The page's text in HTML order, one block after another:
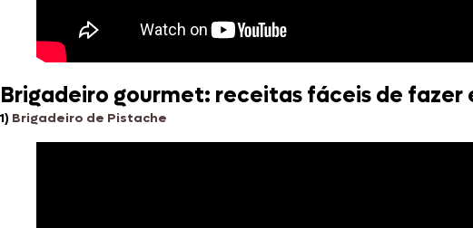
Brigadeiro gourmet: receitas fáceis de fazer
1) Brigadeiro de Pistache